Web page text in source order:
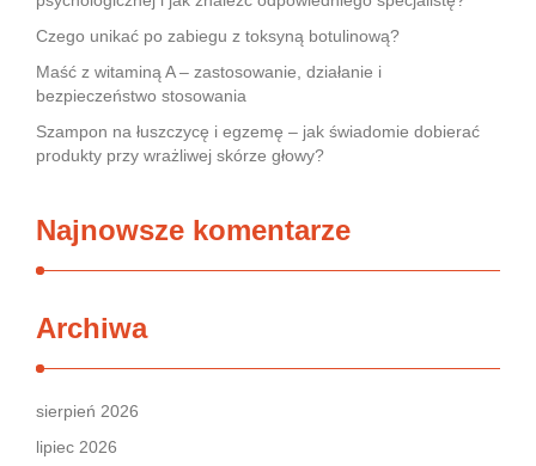
Czego unikać po zabiegu z toksyną botulinową?
Maść z witaminą A – zastosowanie, działanie i
bezpieczeństwo stosowania
Szampon na łuszczycę i egzemę – jak świadomie dobierać
produkty przy wrażliwej skórze głowy?
Najnowsze komentarze
Archiwa
sierpień 2026
lipiec 2026